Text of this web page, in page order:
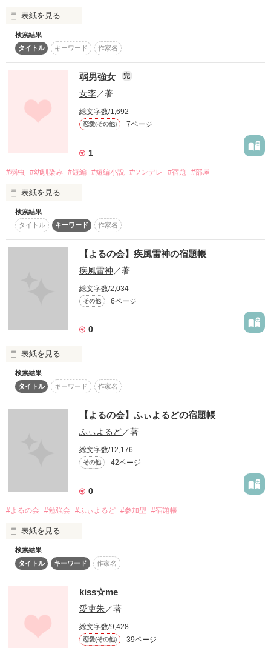
表紙を見る
健気少女
「何があってもあたし信じるよ」
「オレはお前に出会って変わったんだ」
キラキラ２人が出てこないシュール恋愛
クラスで目立つ女子に恋をした』
報われない恋
諦める？頑張る？
◇◇◇◇
恋愛らしくない失笑シニカル恋愛モノ
はじまり2011.02.07〜
〜2011.06.12おわり
浮気とか二股とかセカンドとか不倫とか
略奪愛の先にあるものは何？
作品を読む
検索結果
タイトル
キーワード 作家名
弱男強女 完
女李／著
総文字数/1,692
恋愛(その他) 7ページ
1
#弱虫 #幼馴染み #短編 #短編小説 #ツンデレ #宿題 #部屋
表紙を見る
アタシがいないと
作品を読む
検索結果
タイトル
キーワード 作家名
【よるの会】疾風雷神の宿題帳
疾風雷神 ／著
総文字数/2,034
その他 6ページ
0
表紙を見る
ふぃよるど様主催の【よるの会】お題作品です。
作品を読む
検索結果
タイトル
キーワード 作家名
【よるの会】ふぃよるどの宿題帳
ふぃよるど／著
総文字数/12,176
その他 42ページ
0
#よるの会 #勉強会 #ふぃよるど #参加型 #宿題帳
表紙を見る
ここでは
ふぃよるどと
検索結果
タイトル
キーワード 作家名
kiss☆me
愛吏朱／著
総文字数/9,428
恋愛(その他) 39ページ